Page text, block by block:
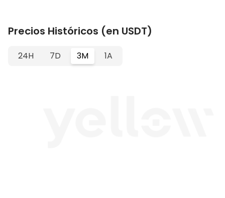
Precios Históricos (en USDT)
24H 7D 3M 1A